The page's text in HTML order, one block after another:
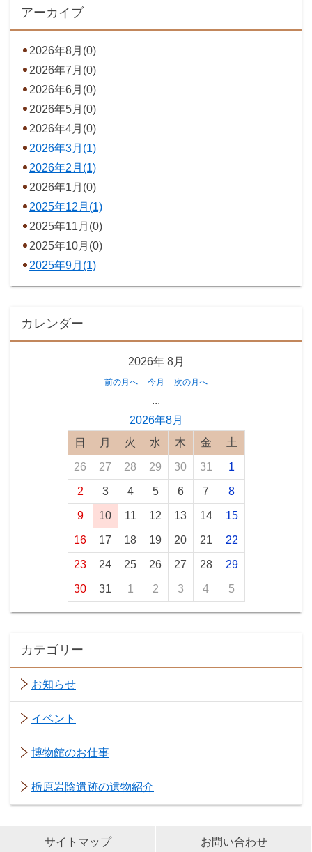
アーカイブ
2026年8月(0)
2026年7月(0)
2026年6月(0)
2026年5月(0)
2026年4月(0)
2026年3月(1)
2026年2月(1)
2026年1月(0)
2025年12月(1)
2025年11月(0)
2025年10月(0)
2025年9月(1)
カレンダー
2026年 8月
前の月へ 今月 次の月へ
...
2026年8月
日曜日月曜日火曜日水曜日木曜日金曜日土曜日
26 27 28 29 30 31 1
2 3 4 5 6 7 8
9 10 11 12 13 14 15
16 17 18 19 20 21 22
23 24 25 26 27 28 29
30 31 1 2 3 4 5
カテゴリー
お知らせ
イベント
博物館のお仕事
栃原岩陰遺跡の遺物紹介
サイトマップ お問い合わせ